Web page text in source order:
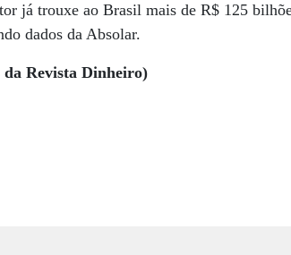
já trouxe ao Brasil mais de R$ 125
dados da Absolar.
da Revista Dinheiro)